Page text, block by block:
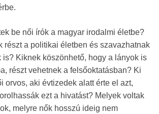
be női írók a magyar irodalmi életbe?
részt a politikai életben és szavazhatnak
is? Kiknek köszönhető, hogy a lányok is
részt vehetnek a felsőoktatásban? Ki
orvos, aki évtizedek alatt érte el azt,
ezt a hivatást? Melyek voltak
melyre nők hosszú ideig nem